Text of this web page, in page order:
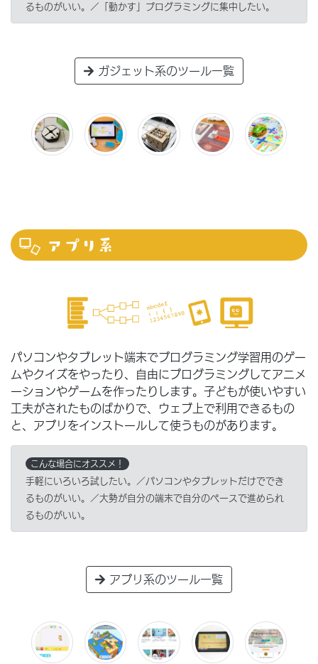
るものがいい。／「動かす」プログラミングに集中したい。
ガジェット系のツール一覧
アプリ系
パソコンやタブレット端末でプログラミング学習用のゲー
ムやクイズをやったり、自由にプログラミングしてアニメ
ーションやゲームを作ったりします。子どもが使いやすい
工夫がされたものばかりで、ウェブ上で利用できるもの
と、アプリをインストールして使うものがあります。
こんな場合にオススメ！
手軽にいろいろ試したい。／パソコンやタブレットだけででき
るものがいい。／大勢が自分の端末で自分のペースで進められ
るものがいい。
アプリ系のツール一覧